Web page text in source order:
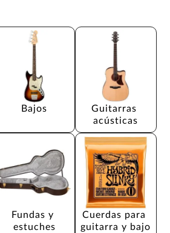
Bajos
Guitarras
acústicas
Fundas y
estuches
Cuerdas para
guitarra y bajo